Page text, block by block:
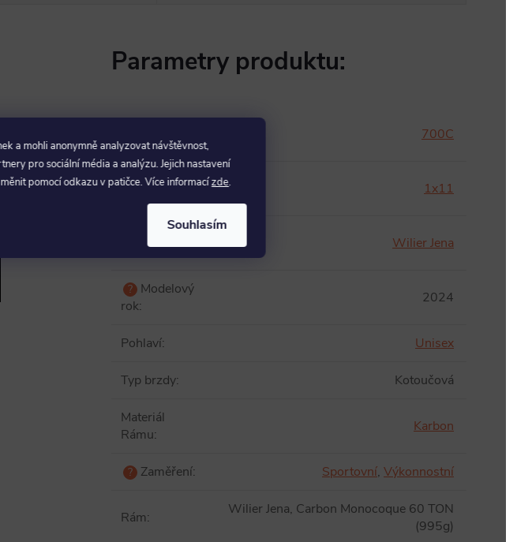
a mohli anonymně analyzovat návštěvnost,
pro sociální média a analýzu. Jejich nastavení
pomocí odkazu v patičce. Více informacízde.
Souhlasím
Parametry produktu:
kol: 700C
Počet
1x11
Modelová
: Wilier Jena
? Modelový
rok: 2024
Pohlaví: Unisex
Typ brzdy: Kotoučová
Materiál
Rámu: Karbon
? Zaměření: Sportovní, Výkonnostní
Rám:
Wilier Jena, Carbon Monocoque 60 TON
(995g)